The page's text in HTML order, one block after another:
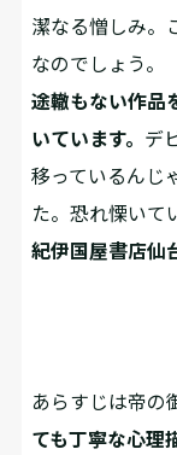
潔なる憎しみ。
なのでしょう。
途轍もない作品
いています。 デ
移っているんじ
た。恐れ慄いて
紀伊国屋書店
あらすじは帝の
ても丁寧な心理